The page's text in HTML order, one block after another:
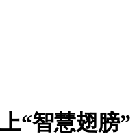
“智慧翅膀”